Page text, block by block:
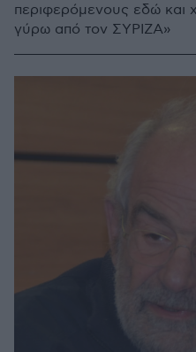
περιφερόμενους εδώ και
γύρω από τον ΣΥΡΙΖΑ»